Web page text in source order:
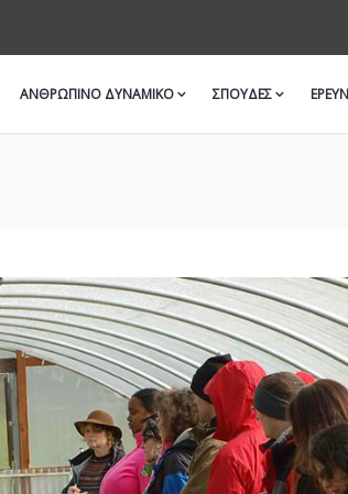
ΑΝΘΡΩΠΙΝΟ ΔΥΝΑΜΙΚΟ ΣΠΟΥΔΕΣ